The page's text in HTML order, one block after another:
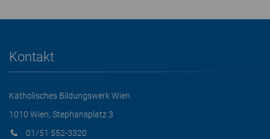
Kontakt
Katholisches Bildungswerk Wien
1010 Wien, Stephansplatz 3
01/51 552-3320